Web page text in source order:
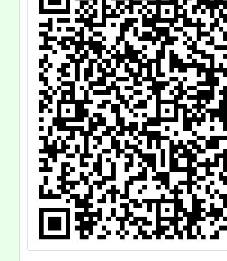
大〜教師研習
營」、「玉山星
空夜〜教師自然
保育研習營」及
「探索杉林溪森
林之美-教師天文
生態研習營」實
施辦法各1份供
參，請查照。